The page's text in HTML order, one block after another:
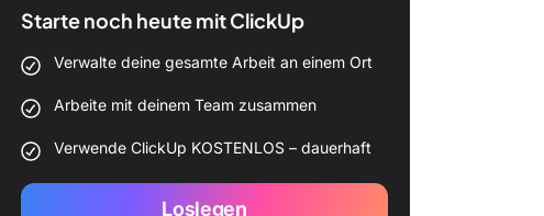
Starte noch heute mit ClickUp
Verwalte deine gesamte Arbeit an einem Ort
Arbeite mit deinem Team zusammen
Verwende ClickUp KOSTENLOS – dauerhaft
Loslegen